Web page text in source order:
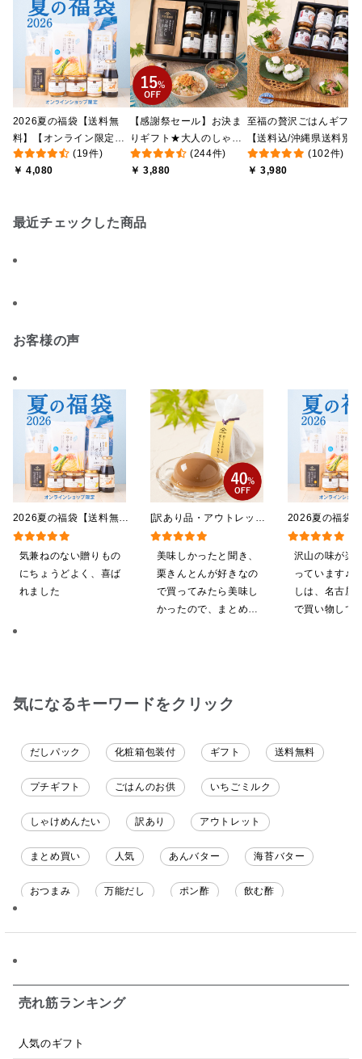
2026夏の福袋【送料無
料】【オンライン限定】
【ポイントキャンペーン
実施中】【のし・ラッピ
(19件)
￥ 4,080
【感謝祭セール】お決ま
りギフト★大人のしゃけ
しゃけめんたい入り【送
料込/沖縄県送料別途】
(244件)
￥ 3,880
至福の贅沢ごはんギフト
【送料込/沖縄県送料別
途】【化粧箱包装付/オン
ライン限定】
(102件)
￥ 3,980
最近チェックした商品
お客様の声
2026夏の福袋【送料無
料】【オンライン限定】
【ポイントキャンペーン実
施中】【のし・ラッピン
グ・化粧箱詰め不可】
気兼ねのない贈りもの
にちょうどよく、喜ば
れました
2026夏の福袋
料】【オンライ
【ポイントキ
施中】【のし
グ・化粧箱詰
沢山の味が楽
っています♪
しは、名古屋
で買い物して
[訳あり品・アウトレット]
[賞味期限2026年09月09
日]絹ごしなめらか 栗き
んとんゼリー 81g【季節
限定】
美味しかったと聞き、
栗きんとんが好きなの
で買ってみたら美味し
かったので、まとめ買
気になるキーワードをクリック
だしパック 化粧箱包装付 ギフト 送料無料
プチギフト ごはんのお供 いちごミルク
しゃけめんたい 訳あり アウトレット
まとめ買い 人気 あんバター 海苔バター
おつまみ 万能だし ポン酢 飲む酢
パスタソース 醤油
売れ筋ランキング
人気のギフト